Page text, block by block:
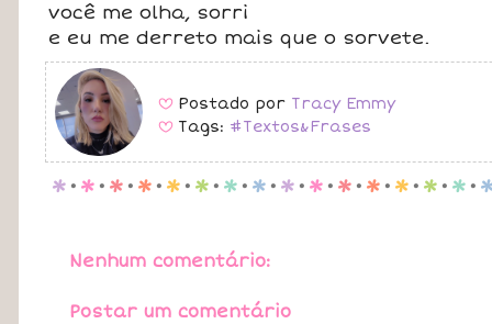
você me olha, sorri
e eu me derreto mais que o sorvete.
B Postado por Tracy Emmy
B Tags: #Textos&Frases
p . p . p . p . p . p . p . p . p . p . p . p . p . p . p .
Nenhum comentário:
Postar um comentário